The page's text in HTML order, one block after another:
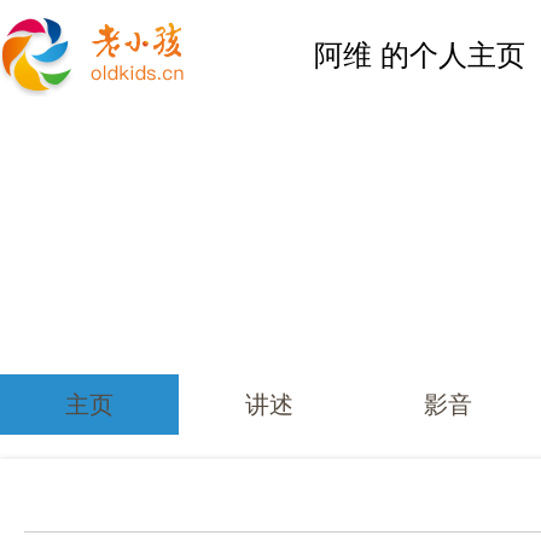
阿维 的个人主页
主页 讲述 影音